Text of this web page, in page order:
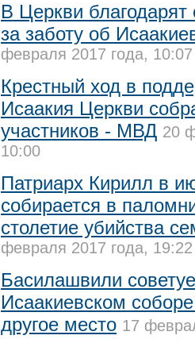
В Церкви благодарят
за заботу об
февраля 2017 года, 10:07
Крестный ход в
Исаакия Церкви
участников - МВД 20
10:00
Патриарх Кирилл в
собирается в
столетие убийства
февраля 2017 года, 19:22
Басилашвили
Исаакиевском
другое место 17